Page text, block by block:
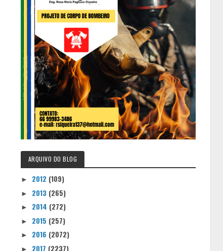
ARQUIVO DO BLOG
► 2012 (109)
► 2013 (265)
► 2014 (272)
► 2015 (257)
► 2016 (2072)
► 2017 (2237)